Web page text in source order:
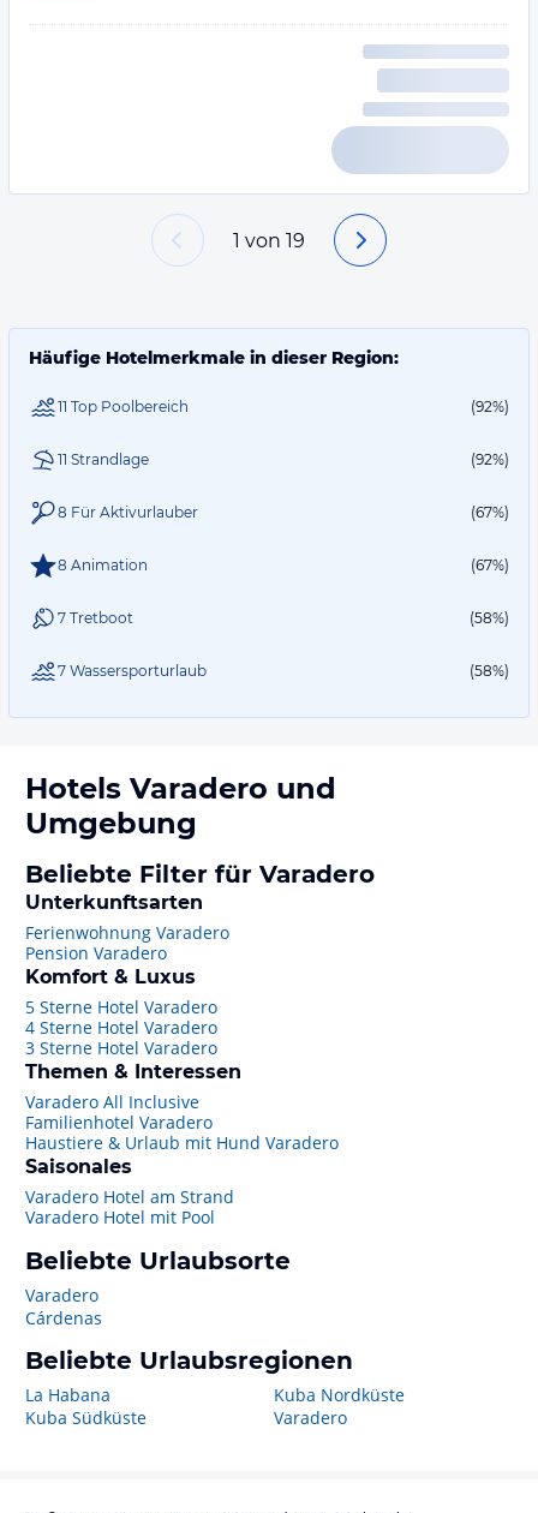
1 von 19
Häufige Hotelmerkmale in dieser Region:
11 Top Poolbereich (92%)
11 Strandlage (92%)
8 Für Aktivurlauber (67%)
8 Animation (67%)
7 Tretboot (58%)
7 Wassersporturlaub (58%)
Hotels Varadero und
Umgebung
Beliebte Filter für Varadero
Unterkunftsarten
Ferienwohnung Varadero
Pension Varadero
Komfort & Luxus
5 Sterne Hotel Varadero
4 Sterne Hotel Varadero
3 Sterne Hotel Varadero
Themen & Interessen
Varadero All Inclusive
Familienhotel Varadero
Haustiere & Urlaub mit Hund Varadero
Saisonales
Varadero Hotel am Strand
Varadero Hotel mit Pool
Beliebte Urlaubsorte
Varadero
Cárdenas
Beliebte Urlaubsregionen
La Habana
Kuba Südküste
Kuba Nordküste
Varadero